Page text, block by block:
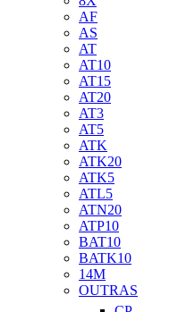
AF
AS
AT
AT10
AT15
AT20
AT3
AT5
ATK
ATK20
ATK5
ATL5
ATN20
ATP10
BAT10
BATK10
14M
OUTRAS